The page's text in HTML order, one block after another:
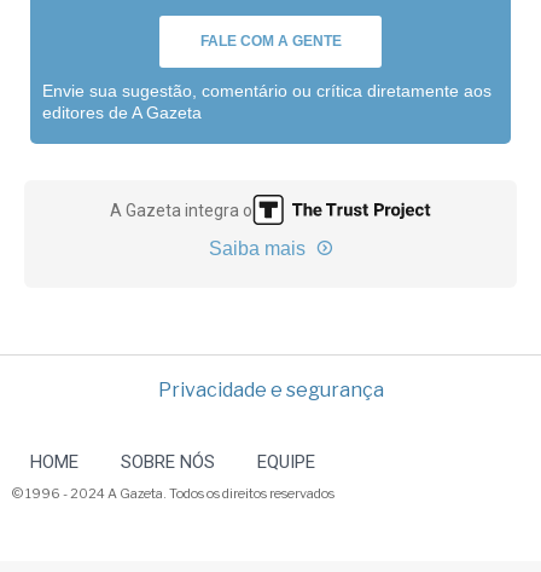
FALE COM A GENTE
Envie sua sugestão, comentário ou crítica diretamente aos
editores de A Gazeta
A Gazeta integra o
Saiba mais
Privacidade e segurança
HOME SOBRE NÓS EQUIPE
© 1996 - 2024 A Gazeta. Todos os direitos reservados